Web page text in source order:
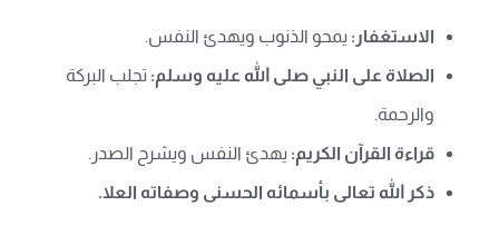
الاستغفار: يمحو الذنوب ويهدئ النفس.
الصلاة على النبي صلى الله عليه وسلم: تجلب البركة
والرحمة.
قراءة القرآن الكريم: يهدئ النفس ويشرح الصدر.
ذكر الله تعالى بأسمائه الحسنى وصفاته العلا.